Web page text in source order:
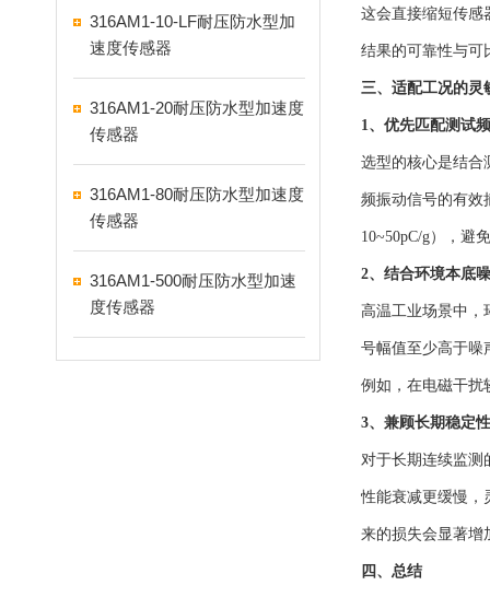
316AM1-10-LF耐压防水型加
速度传感器
316AM1-20耐压防水型加速度
传感器
316AM1-80耐压防水型加速度
传感器
316AM1-500耐压防水型加速
度传感器
这会直接缩短传感
结果的可靠性与可
三、适配工况的灵
1、优先匹配测试
选型的核心是结合
频振动信号的有效
10~50pC/g），避
2、结合环境本底
高温工业场景中，
号幅值至少高于噪
例如，在电磁干扰
3、兼顾长期稳定
对于长期连续监测
性能衰减更缓慢，
来的损失会显著增
四、总结